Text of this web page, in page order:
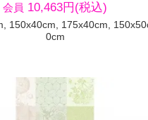
会員 10,463円(税込)
150x40cm, 175x40cm,
0cm